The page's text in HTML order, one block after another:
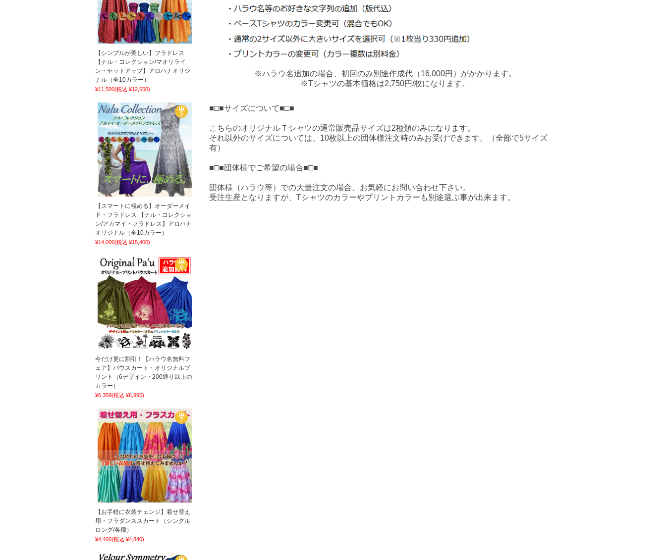
※ハラウ名追加の場合、初回のみ別途作成代（16,000円）がかかります。
※Tシャツの基本価格は2,750円/枚になります。
■□■サイズについて■□■
こちらのオリジナルＴシャツの通常販売品サイズは2種類のみになります。
それ以外のサイズについては、10枚以上の団体様注文時のみお受けできます。（全部で5サイズ
有）
■□■団体様でご希望の場合■□■
団体様（ハラウ等）での大量注文の場合、お気軽にお問い合わせ下さい。
受注生産となりますが、Tシャツのカラーやプリントカラーも別途選ぶ事が出来ます。
【シンプルが美しい】フラドレス
【ナル・コレクション/マオリライ
ン・セットアップ】アロハナオリジ
ナル（全10カラー）
¥11,500(税込 ¥12,650)
【スマートに極める】オーダーメイ
ド・フラドレス 【ナル・コレクショ
ン/アカマイ・フラドレス】アロハナ
オリジナル（全10カラー）
¥14,000(税込 ¥15,400)
今だけ更に割引！【ハラウ名無料フ
ェア】パウスカート・オリジナルプ
リント（6デザイン・200通り以上の
カラー）
¥6,359(税込 ¥6,995)
【お手軽に衣装チェンジ】着せ替え
用・フラダンススカート（シングル
ロング/各種）
¥4,400(税込 ¥4,840)